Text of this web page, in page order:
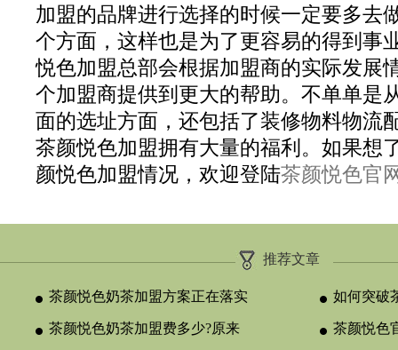
加盟的品牌进行选择的时候一定要多去
个方面，这样也是为了更容易的得到事
悦色加盟总部会根据加盟商的实际发展
个加盟商提供到更大的帮助。不单单是
面的选址方面，还包括了装修物料物流
茶颜悦色加盟拥有大量的福利。如果想
颜悦色加盟情况，欢迎登陆茶颜悦色官
推荐文章
茶颜悦色奶茶加盟方案正在落实 如何突破
颈？
茶颜悦色奶茶加盟费多少?原来 茶颜悦色